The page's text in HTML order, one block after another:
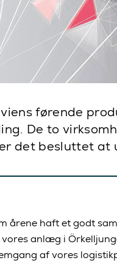
førende
De to
det besluttet at
årene haft et godt
anlæg i
af vores